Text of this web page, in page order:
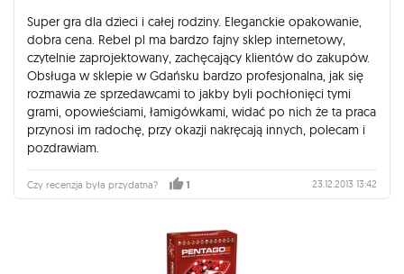
Super gra dla dzieci i całej rodziny. Eleganckie opakowanie,
dobra cena. Rebel pl ma bardzo fajny sklep internetowy,
czytelnie zaprojektowany, zachęcający klientów do zakupów.
Obsługa w sklepie w Gdańsku bardzo profesjonalna, jak się
rozmawia ze sprzedawcami to jakby byli pochłonięci tymi
grami, opowieściami, łamigówkami, widać po nich że ta praca
przynosi im radochę, przy okazji nakręcają innych, polecam i
pozdrawiam.
Czy recenzja była przydatna? 1 23.12.2013 13:42